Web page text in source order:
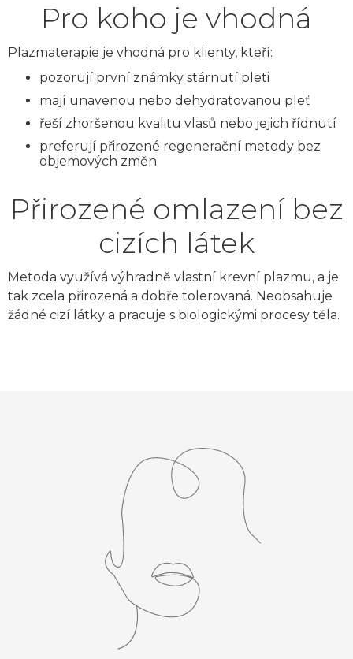
Pro koho je vhodná
Plazmaterapie je vhodná pro klienty, kteří:
pozorují první známky stárnutí pleti
mají unavenou nebo dehydratovanou pleť
řeší zhoršenou kvalitu vlasů nebo jejich řídnutí
preferují přirozené regenerační metody bez
objemových změn
Přirozené omlazení bez
cizích látek
Metoda využívá výhradně vlastní krevní plazmu, a je
tak zcela přirozená a dobře tolerovaná. Neobsahuje
žádné cizí látky a pracuje s biologickými procesy těla.